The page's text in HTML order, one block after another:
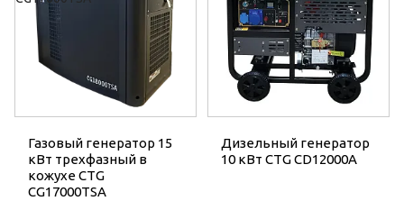
Газовый генератор 15
кВт трехфазный в
кожухе CTG
CG17000TSA
Дизельный генератор
10 кВт CTG CD12000A